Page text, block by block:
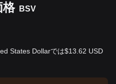
BSV
States Dollarでは$13.62 USD